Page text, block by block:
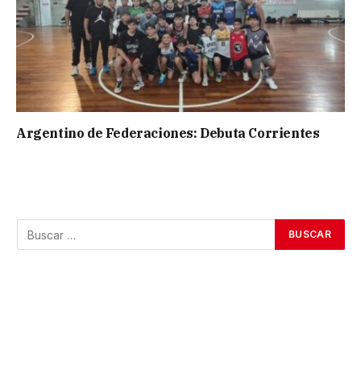
Argentino de Federaciones: Debuta Corrientes